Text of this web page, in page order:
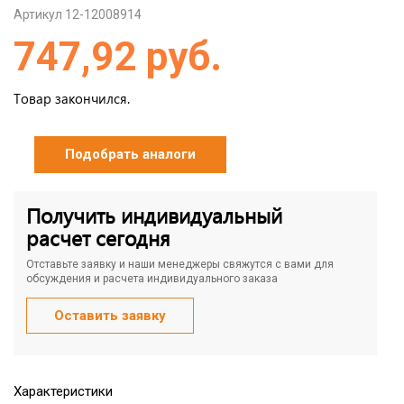
Артикул 12-12008914
747,92 руб.
Товар закончился.
Подобрать аналоги
Получить индивидуальный
расчет сегодня
Отставьте заявку и наши менеджеры свяжутся с вами для
обсуждения и расчета индивидуального заказа
Оставить заявку
Характеристики